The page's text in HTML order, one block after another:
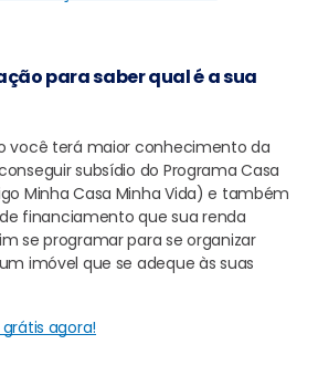
para saber qual é a sua
você terá maior conhecimento da
subsídio do Programa Casa
Minha Casa Minha Vida) e também
financiamento que sua renda
se programar para se organizar
imóvel que se adeque às suas
agora!